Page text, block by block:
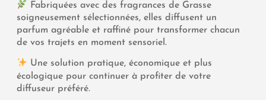
Fabriquées avec des fragrances de Grasse
soigneusement sélectionnées, elles diffusent un
parfum agréable et raffiné pour transformer chacun
de vos trajets en moment sensoriel.
Une solution pratique, économique et plus
écologique pour continuer à profiter de votre
diffuseur préféré.